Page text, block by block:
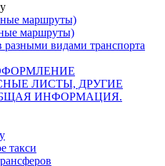
маршруты)
маршруты)
видами транспорта
ЛИСТЫ, ДРУГИЕ
ИНФОРМАЦИЯ.
такси